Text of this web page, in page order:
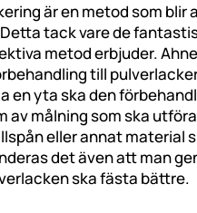
är en metod som blir
tack vare de
metod erbjuder.
till
en yta ska den
av målning som ska
eller annat material
det även att man
ska fästa bättre.